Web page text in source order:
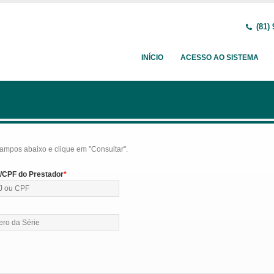
(81)
INÍCIO ACESSO AO SISTEMA
abaixo e clique em "Consultar".
CPF do Prestador